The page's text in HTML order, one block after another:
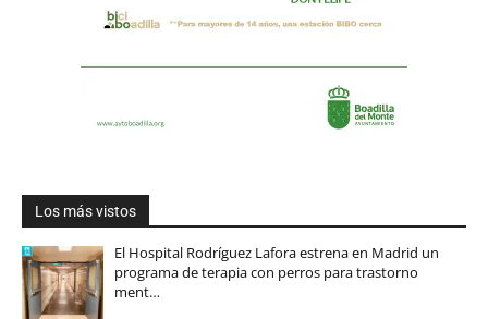
Los más vistos
El Hospital Rodríguez Lafora estrena en Madrid un
programa de terapia con perros para trastorno
ment…